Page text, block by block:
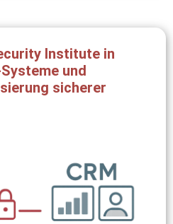
Institute in
und
sicherer